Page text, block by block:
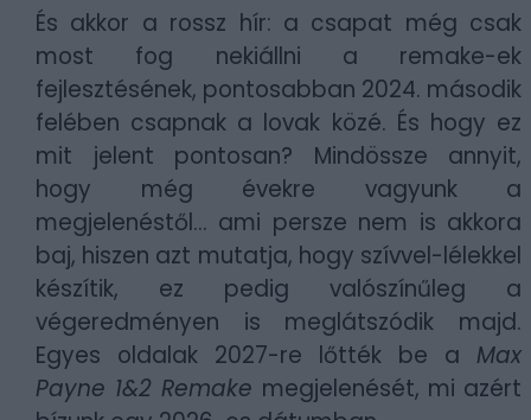
És akkor a rossz hír: a csapat még csak
most fog nekiállni a remake-ek
fejlesztésének, pontosabban 2024. második
felében csapnak a lovak közé. És hogy ez
mit jelent pontosan? Mindössze annyit,
hogy még évekre vagyunk a
megjelenéstől... ami persze nem is akkora
baj, hiszen azt mutatja, hogy szívvel-lélekkel
készítik, ez pedig valószínűleg a
végeredményen is meglátszódik majd.
Egyes oldalak 2027-re lőtték be a Max
Payne 1&2 Remake megjelenését, mi azért